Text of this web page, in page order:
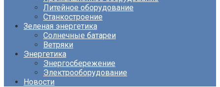
Литейное оборудование
Станкостроение
Зеленая энергетика
Солнечные батареи
Ветряки
Энергетика
Энергосбережение
Электрооборудование
Новости